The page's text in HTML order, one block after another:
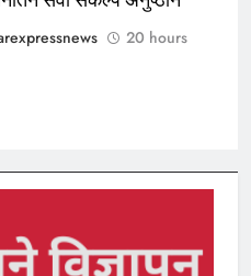
20 hours